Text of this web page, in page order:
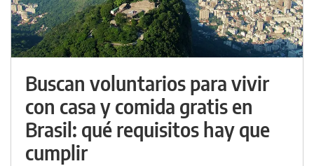
Buscan voluntarios para vivir
con casa y comida gratis en
Brasil: qué requisitos hay que
cumplir